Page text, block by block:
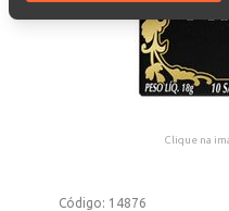
Clique na
Código: 14876